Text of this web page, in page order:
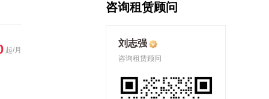
咨询租赁顾问
刘志强
咨询租赁顾问
起/月